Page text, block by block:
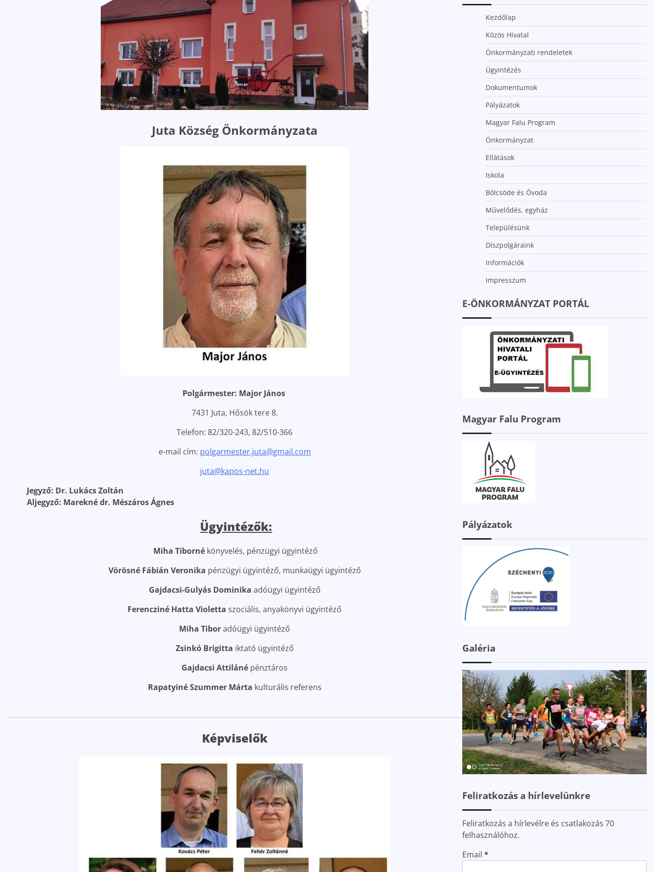
Juta Község Önkormányzata
Polgármester: Major János
7431 Juta, Hősök tere 8.
Telefon: 82/320-243, 82/510-366
e-mail cím: polgarmester.juta@gmail.com
juta@kapos-net.hu
Jegyző: Dr. Lukács Zoltán
Aljegyző: Marekné dr. Mészáros Ágnes
Ügyintézők:
Miha Tibornékönyvelés, pénzügyi ügyintéző
Vörösné Fábián Veronika pénzügyi ügyintéző, munkaügyi ügyintéző
Gajdacsi-Gulyás Dominika adóügyi ügyintéző
Ferencziné Hatta Violetta szociális, anyakönyvi ügyintéző
Miha Tiboradóügyi ügyintéző
Zsinkó Brigitta iktató ügyintéző
Gajdacsi Attiláné pénztáros
Rapatyiné Szummer Márta kulturális referens
Képviselők
Kezdőlap
Közös Hivatal
Önkormányzati rendeletek
Ügyintézés
Dokumentumok
Pályázatok
Magyar Falu Program
Önkormányzat
Ellátások
Iskola
Bölcsöde és Óvoda
Művelődés, egyház
Településünk
Díszpolgáraink
Információk
Impresszum
E-ÖNKORMÁNYZAT PORTÁL
Magyar Falu Program
Pályázatok
Galéria
Feliratkozás a hírlevelünkre
Feliratkozás a hírlevélre és csatlakozás 70
felhasználóhoz.
Email *